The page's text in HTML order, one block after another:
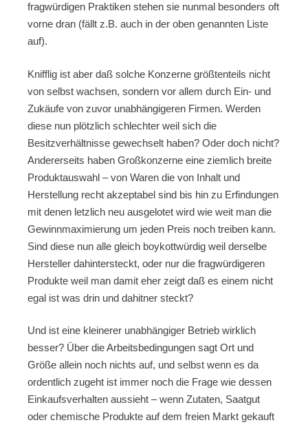
fragwürdigen Praktiken stehen sie nunmal besonders oft
vorne dran (fällt z.B. auch in der oben genannten Liste
auf).
Knifflig ist aber daß solche Konzerne größtenteils nicht
von selbst wachsen, sondern vor allem durch Ein- und
Zukäufe von zuvor unabhängigeren Firmen. Werden
diese nun plötzlich schlechter weil sich die
Besitzverhältnisse gewechselt haben? Oder doch nicht?
Andererseits haben Großkonzerne eine ziemlich breite
Produktauswahl – von Waren die von Inhalt und
Herstellung recht akzeptabel sind bis hin zu Erfindungen
mit denen letzlich neu ausgelotet wird wie weit man die
Gewinnmaximierung um jeden Preis noch treiben kann.
Sind diese nun alle gleich boykottwürdig weil derselbe
Hersteller dahintersteckt, oder nur die fragwürdigeren
Produkte weil man damit eher zeigt daß es einem nicht
egal ist was drin und dahitner steckt?
Und ist eine kleinerer unabhängiger Betrieb wirklich
besser? Über die Arbeitsbedingungen sagt Ort und
Größe allein noch nichts auf, und selbst wenn es da
ordentlich zugeht ist immer noch die Frage wie dessen
Einkaufsverhalten aussieht – wenn Zutaten, Saatgut
oder chemische Produkte auf dem freien Markt gekauft